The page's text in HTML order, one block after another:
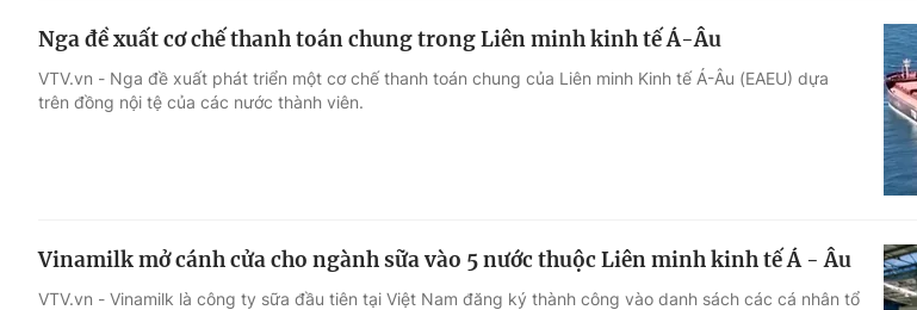
Giải sao mai
Điện ảnh
Âm nhạc
Du lịch
Làm đẹp
Tuyển sinh
Học trực tuyến
Nga đề xuất cơ chế thanh toán chung trong Liên minh kinh tế Á-Âu
VTV.vn - Nga đề xuất phát triển một cơ chế thanh toán chung của Liên minh Kinh tế Á-Âu (EAEU) dựa
trên đồng nội tệ của các nước thành viên.
Vinamilk mở cánh cửa cho ngành sữa vào 5 nước thuộc Liên minh kinh tế Á - Âu
VTV.vn - Vinamilk là công ty sữa đầu tiên tại Việt Nam đăng ký thành công vào danh sách các cá nhân tổ